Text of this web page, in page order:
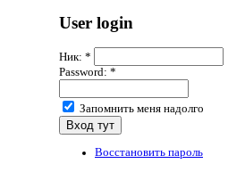
User login
Ник: *
Password: *
Запомнить меня надолго
Восстановить пароль